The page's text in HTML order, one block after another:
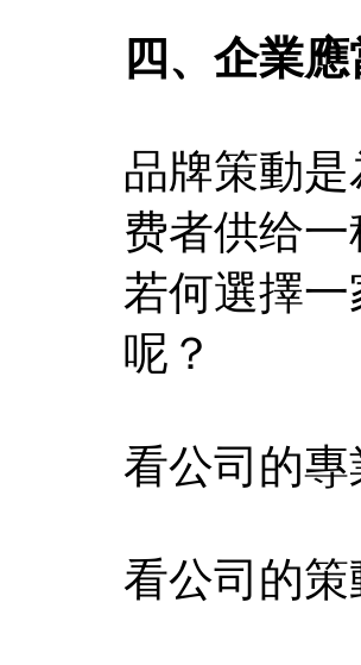
四、企業
品牌策動
费者供给
若何選擇
呢？
看公司的專
看公司的策